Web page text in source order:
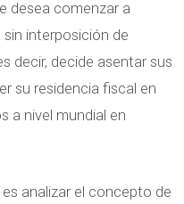
desea comenzar a
interposición de
decir, decide asentar sus
su residencia fiscal en
a nivel mundial en
analizar el concepto de